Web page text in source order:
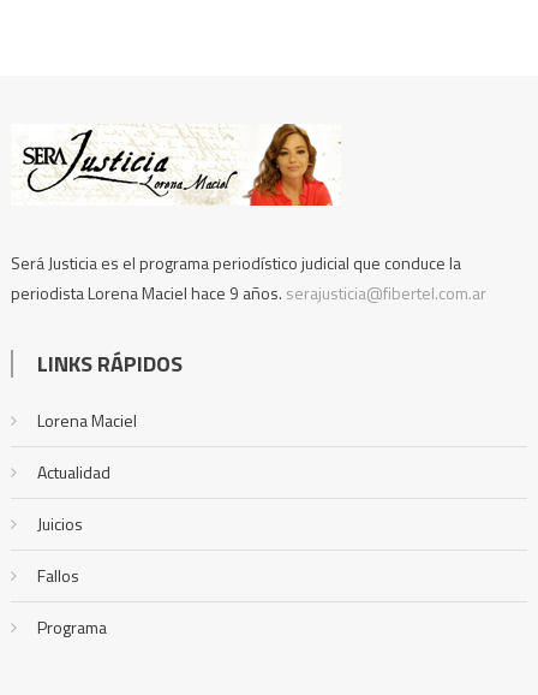
Será Justicia es el programa periodístico judicial que conduce la
periodista Lorena Maciel hace 9 años. serajusticia@fibertel.com.ar
LINKS RÁPIDOS
Lorena Maciel
Actualidad
Juicios
Fallos
Programa